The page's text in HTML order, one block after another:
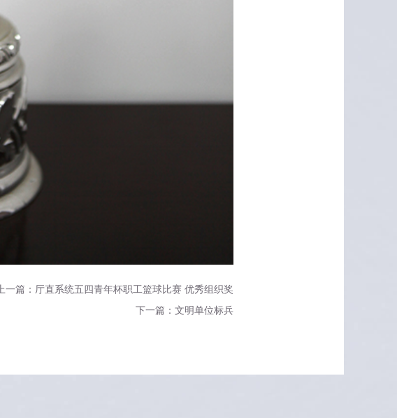
上一篇：厅直系统五四青年杯职工篮球比赛 优秀组织奖
下一篇：文明单位标兵